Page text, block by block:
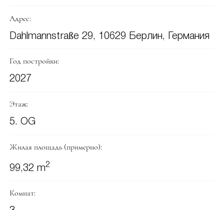
Адрес:
Dahlmannstraße 29, 10629 Берлин, Германия
Год постройки:
2027
Этаж:
5. OG
Жилая площадь (примерно):
99,32 m2
Комнат: